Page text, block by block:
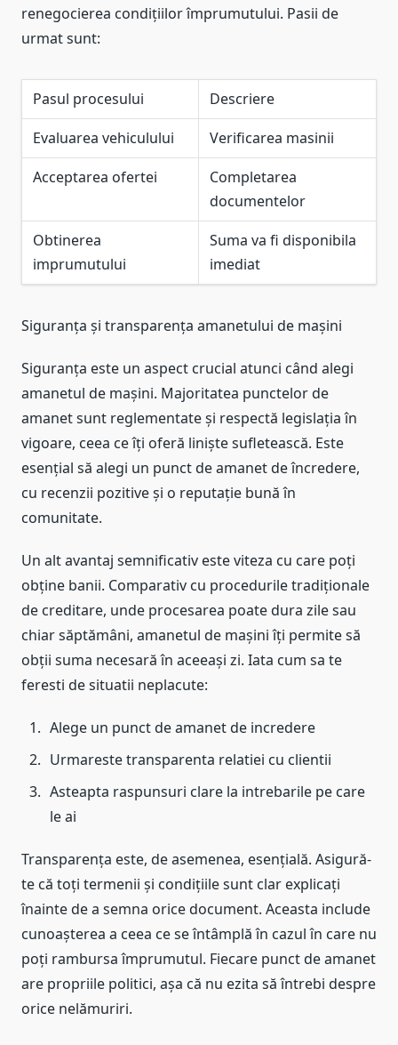
renegocierea condițiilor împrumutului. Pasii de
urmat sunt:
Pasul procesului
Descriere
Evaluarea vehiculului
Verificarea masinii
Acceptarea ofertei
Completarea
documentelor
Obtinerea
imprumutului
Suma va fi disponibila
imediat
Siguranța și transparența amanetului de mașini
Siguranța este un aspect crucial atunci când alegi
amanetul de mașini. Majoritatea punctelor de
amanet sunt reglementate și respectă legislația în
vigoare, ceea ce îți oferă liniște sufletească. Este
esențial să alegi un punct de amanet de încredere,
cu recenzii pozitive și o reputație bună în
comunitate.
Un alt avantaj semnificativ este viteza cu care poți
obține banii. Comparativ cu procedurile tradiționale
de creditare, unde procesarea poate dura zile sau
chiar săptămâni, amanetul de mașini îți permite să
obții suma necesară în aceeași zi. Iata cum sa te
feresti de situatii neplacute:
Alege un punct de amanet de incredere
Urmareste transparenta relatiei cu clientii
Asteapta raspunsuri clare la intrebarile pe care
le ai
Transparența este, de asemenea, esențială. Asigură-
te că toți termenii și condițiile sunt clar explicați
înainte de a semna orice document. Aceasta include
cunoașterea a ceea ce se întâmplă în cazul în care nu
poți rambursa împrumutul. Fiecare punct de amanet
are propriile politici, așa că nu ezita să întrebi despre
orice nelămuriri.